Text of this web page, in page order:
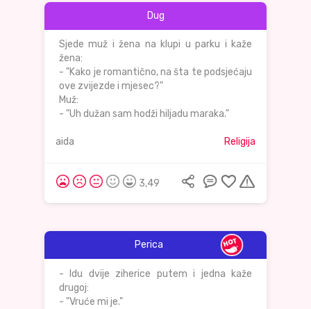
Dug
Sjede muž i žena na klupi u parku i kaže
žena:
- "Kako je romantično, na šta te podsjećaju
ove zvijezde i mjesec?"
Muž:
- "Uh dužan sam hodži hiljadu maraka."
aida Religija
3,49
Perica
- Idu dvije ziherice putem i jedna kaže
drugoj:
- "Vruće mi je."